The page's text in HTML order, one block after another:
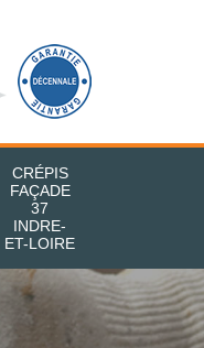
CRÉPIS
FAÇADE
37
INDRE-
ET-LOIRE